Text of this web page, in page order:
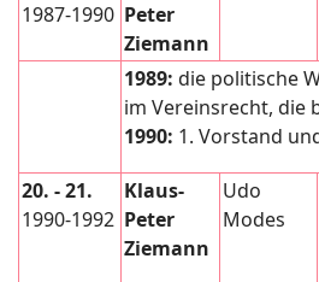
1987-1990 Peter
Ziemann
1989: die politische
im Vereinsrecht, die
1990: 1. Vorstand
20. - 21.
1990-1992
Klaus-
Peter
Ziemann
Udo
Modes